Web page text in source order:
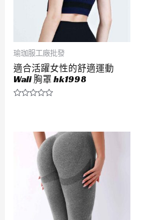
瑜珈服工廠批發
適合活躍女性的舒適運動
Wali 胸罩 hk1998